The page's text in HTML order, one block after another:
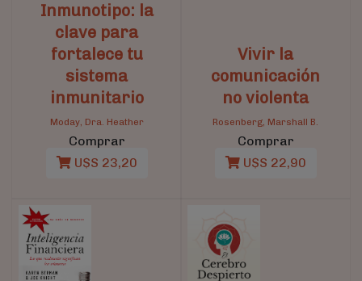
Inmunotipo: la
clave para
fortalece tu
sistema
inmunitario
Moday, Dra. Heather
Comprar
U$S 23,20
Vivir la
comunicación
no violenta
Rosenberg, Marshall B.
Comprar
U$S 22,90